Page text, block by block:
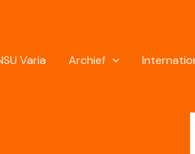
Varia Archief